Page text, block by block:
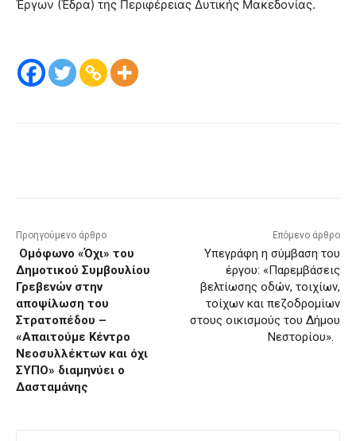
Έργων (Έδρα) της Περιφέρειας Δυτικής Μακεδονίας.
Προηγούμενο άρθρο
Ομόφωνο «Όχι» του
Δημοτικού Συμβουλίου
Γρεβενών στην
αποψίλωση του
Στρατοπέδου –
«Απαιτούμε Κέντρο
Νεοσυλλέκτων και όχι
ΣΥΠΟ» διαμηνύει ο
Δασταμάνης
Επόμενο άρθρο
Υπεγράφη η σύμβαση του
έργου: «Παρεμβάσεις
βελτίωσης οδών, τοιχίων,
τοίχων και πεζοδρομίων
στους οικισμούς του Δήμου
Νεστορίου».